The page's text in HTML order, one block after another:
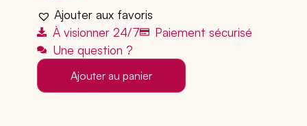
Ajouter aux favoris
À visionner 24/7
Paiement sécurisé
Une question ?
Ajouter au panier